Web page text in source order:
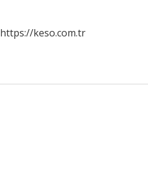
https://keso.com.tr